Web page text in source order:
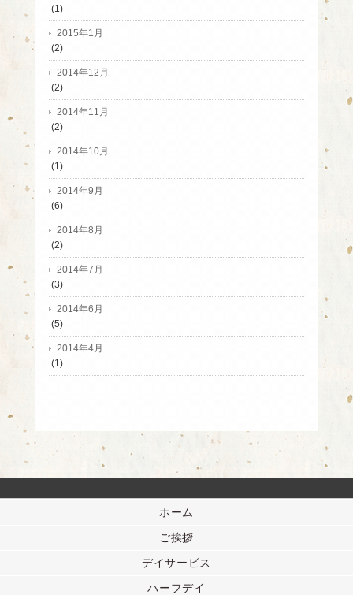
(1)
2015年1月
(2)
2014年12月
(2)
2014年11月
(2)
2014年10月
(1)
2014年9月
(6)
2014年8月
(2)
2014年7月
(3)
2014年6月
(5)
2014年4月
(1)
ホーム
ご挨拶
デイサービス
ハーフデイ